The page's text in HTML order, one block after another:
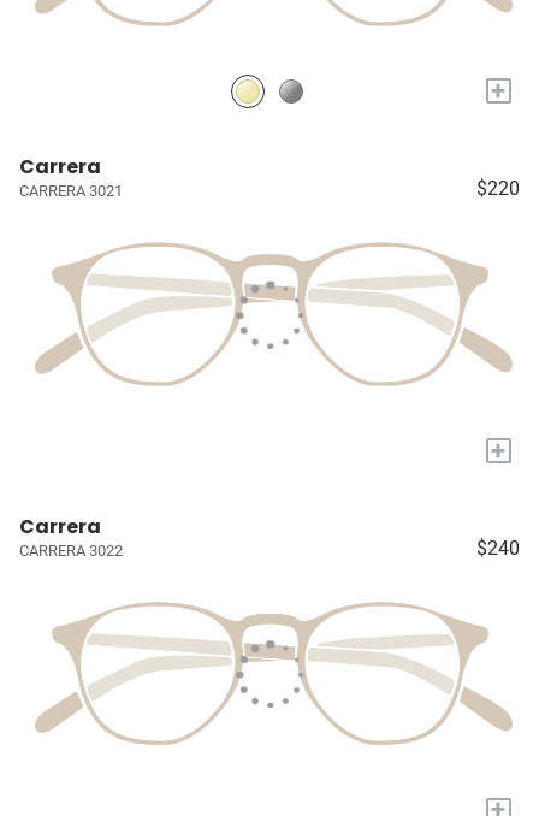
+
Carrera
CARRERA 3021 $220
+
Carrera
CARRERA 3022 $240
+